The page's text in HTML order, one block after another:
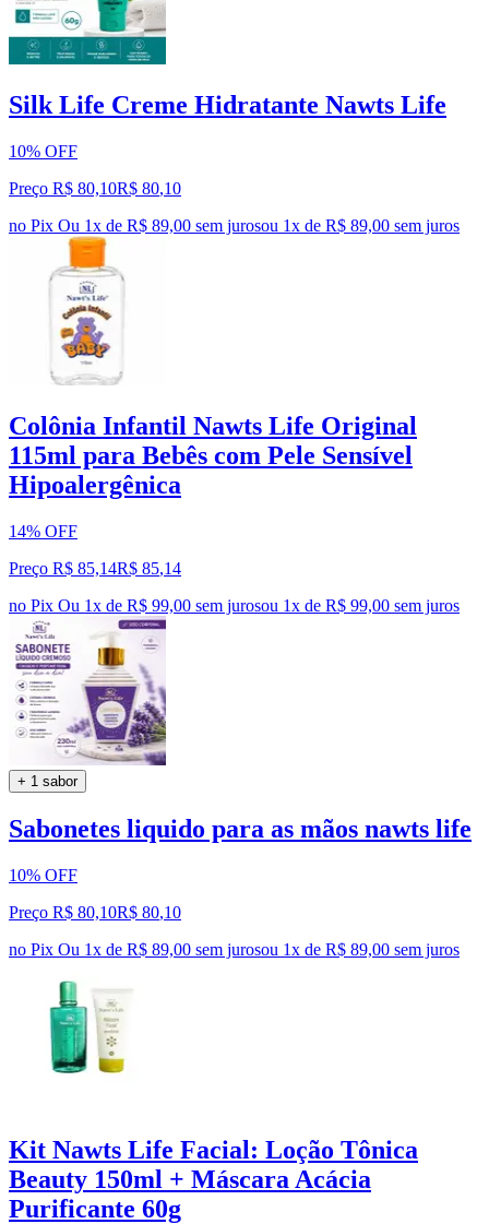
Silk Life Creme Hidratante Nawts Life
10% OFF
Preço R$ 80,10R$ 80,10
no Pix Ou 1x de R$ 89,00 sem jurosou 1x de R$ 89,00 sem juros
Colônia Infantil Nawts Life Original
115ml para Bebês com Pele Sensível
Hipoalergênica
14% OFF
Preço R$ 85,14R$ 85,14
no Pix Ou 1x de R$ 99,00 sem jurosou 1x de R$ 99,00 sem juros
+ 1 sabor
Sabonetes liquido para as mãos nawts life
10% OFF
Preço R$ 80,10R$ 80,10
no Pix Ou 1x de R$ 89,00 sem jurosou 1x de R$ 89,00 sem juros
Kit Nawts Life Facial: Loção Tônica
Beauty 150ml + Máscara Acácia
Purificante 60g